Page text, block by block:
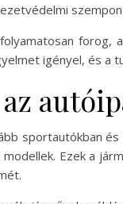
forog,
igényel, és a
sportautókban
Ezek a